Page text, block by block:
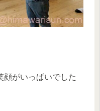
顔がいっぱいでした